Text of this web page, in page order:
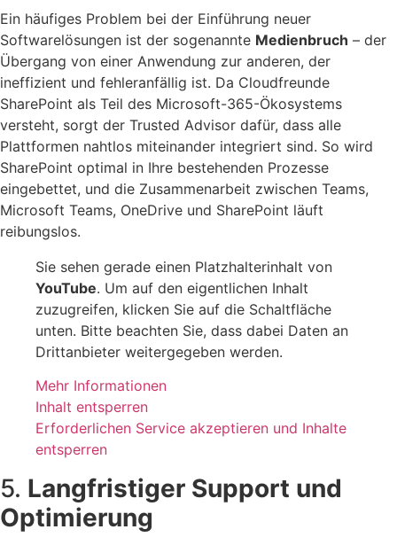
Ein häufiges Problem bei der Einführung neuer
Softwarelösungen ist der sogenannte Medienbruch – der
Übergang von einer Anwendung zur anderen, der
ineffizient und fehleranfällig ist. Da Cloudfreunde
SharePoint als Teil des Microsoft-365-Ökosystems
versteht, sorgt der Trusted Advisor dafür, dass alle
Plattformen nahtlos miteinander integriert sind. So wird
SharePoint optimal in Ihre bestehenden Prozesse
eingebettet, und die Zusammenarbeit zwischen Teams,
Microsoft Teams, OneDrive und SharePoint läuft
reibungslos.
Sie sehen gerade einen Platzhalterinhalt von
YouTube. Um auf den eigentlichen Inhalt
zuzugreifen, klicken Sie auf die Schaltfläche
unten. Bitte beachten Sie, dass dabei Daten an
Drittanbieter weitergegeben werden.
Mehr Informationen
Inhalt entsperren
Erforderlichen Service akzeptieren und Inhalte
entsperren
5. Langfristiger Support und
Optimierung